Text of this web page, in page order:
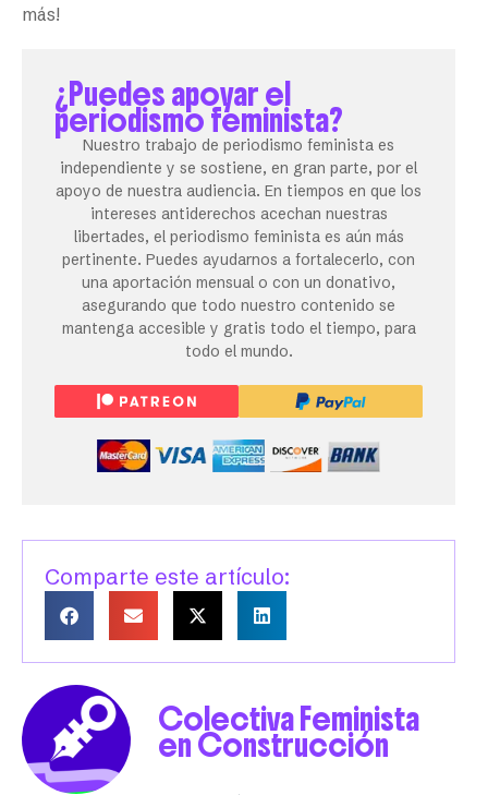
más!
¿Puedes apoyar el
periodismo feminista?
Nuestro trabajo de periodismo feminista es
independiente y se sostiene, en gran parte, por el
apoyo de nuestra audiencia. En tiempos en que los
intereses antiderechos acechan nuestras
libertades, el periodismo feminista es aún más
pertinente. Puedes ayudarnos a fortalecerlo, con
una aportación mensual o con un donativo,
asegurando que todo nuestro contenido se
mantenga accesible y gratis todo el tiempo, para
todo el mundo.
Comparte este artículo:
Colectiva Feminista
en Construcción